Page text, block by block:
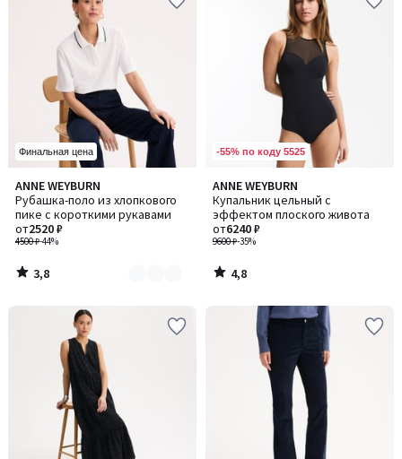
Финальная цена
ANNE WEYBURN
Рубашка-поло из хлопкового
пике с короткими рукавами
4500 ₽-44%
от2520 ₽
3,8
/ 5
Количество
цветов:
2
3,8
/
-55% по коду 5525
ANNE WEYBURN
Купальник цельный с
эффектом плоского живота
9600 ₽-35%
от6240 ₽
4,8
/ 5
4,8
/